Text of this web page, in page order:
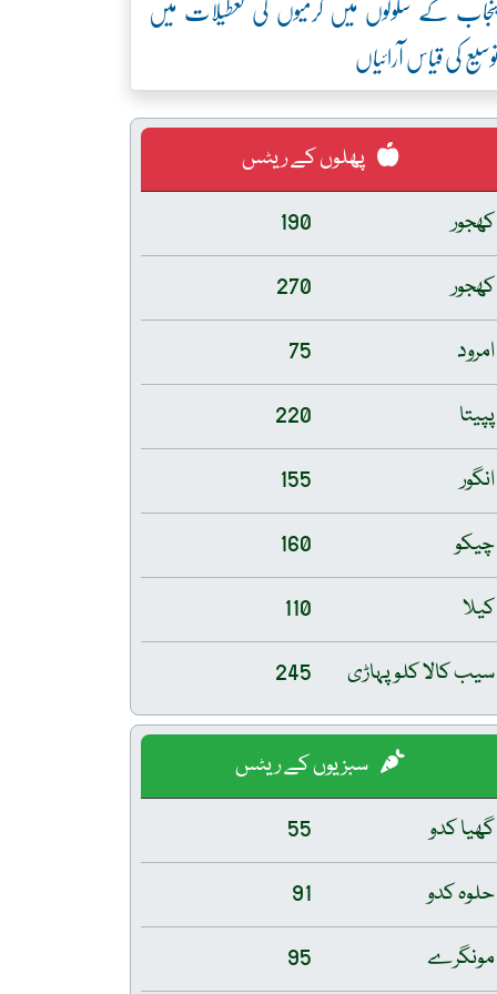
کی قیاس آرائیاں
پھلوں کے ریٹس
کھجور
190
کھجور
270
امرود
75
پپیتا
220
انگور
155
چیکو
160
کیلا
110
سیب کالا کلو پہاڑی
245
سبزیوں کے ریٹس
گھیا کدو
55
حلوہ کدو
91
مونگرے
95